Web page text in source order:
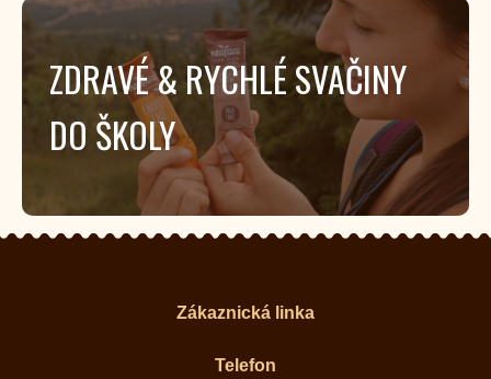
ZDRAVÉ & RYCHLÉ SVAČINY
DO ŠKOLY
Zákaznická linka
Telefon